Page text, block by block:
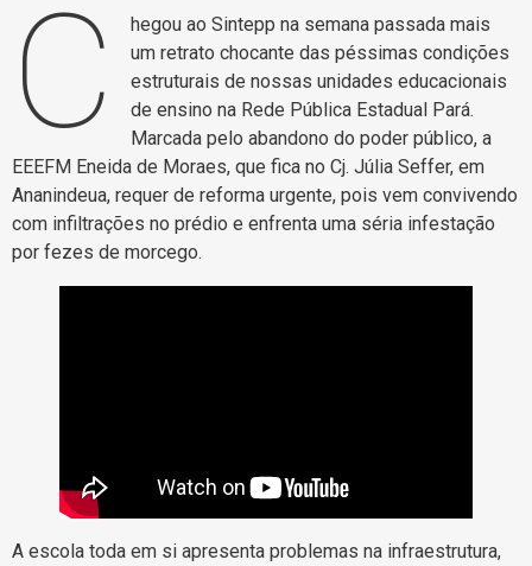
C
hegou ao Sintepp na semana passada mais
um retrato chocante das péssimas condições
estruturais de nossas unidades educacionais
de ensino na Rede Pública Estadual Pará.
Marcada pelo abandono do poder público, a
EEEFM Eneida de Moraes, que fica no Cj. Júlia Seffer, em
Ananindeua, requer de reforma urgente, pois vem convivendo
com infiltrações no prédio e enfrenta uma séria infestação
por fezes de morcego.
A escola toda em si apresenta problemas na infraestrutura,